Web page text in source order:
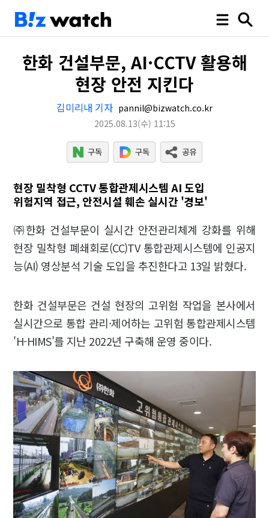
한화 건설부문, AI·CCTV 활용해
현장 안전 지킨다
김미리내 기자 pannil@bizwatch.co.kr
2025.08.13(수) 11:15
현장 밀착형 CCTV 통합관제시스템 AI 도입
위험지역 접근, 안전시설 훼손 실시간 '경보'
㈜한화 건설부문이 실시간 안전관리체계 강화를 위해
현장 밀착형 폐쇄회로(CC)TV 통합관제시스템에 인공지
능(AI) 영상분석 기술 도입을 추진한다고 13일 밝혔다.
한화 건설부문은 건설 현장의 고위험 작업을 본사에서
실시간으로 통합 관리·제어하는 고위험 통합관제시스템
'H-HIMS'를 지난 2022년 구축해 운영 중이다.